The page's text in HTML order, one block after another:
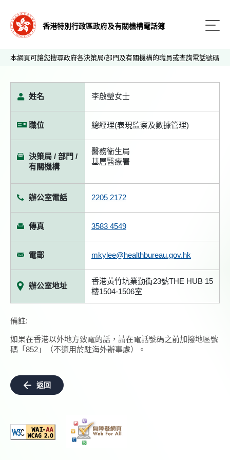
香港特別行政區政府及有關機構電話簿
本網頁可讓您搜尋政府各決策局/部門及有關機構的職員或查詢電話號碼
姓名 李啟瑩女士
職位 總經理(表現監察及數據管理)
決策局 / 部門 /
有關機構
醫務衞生局
基層醫療署
辦公室電話 2205 2172
傳真 3583 4549
電郵 mkylee@healthbureau.gov.hk
辦公室地址
香港黃竹坑業勤街23號THE HUB 15
樓1504-1506室
備註:
如果在香港以外地方致電的話，請在電話號碼之前加撥地區號
碼「852」（不適用於駐海外辦事處）。
返回